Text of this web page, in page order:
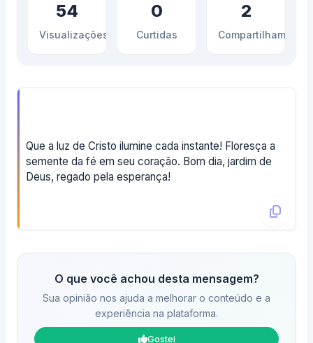
54
Visualizações
0
Curtidas
2
Compartilhamentos
Que a luz de Cristo ilumine cada instante! Floresça a
semente da fé em seu coração. Bom dia, jardim de
Deus, regado pela esperança!
O que você achou desta mensagem?
Sua opinião nos ajuda a melhorar o conteúdo e a
experiência na plataforma.
Gostei